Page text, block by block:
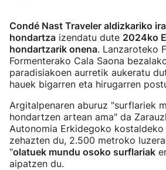
Condé Nast Traveler aldizkariko
hondartza izendatu dute 2024ko
hondartzarik onena. Lanzaroteko
Formenterako Cala Saona
paradisiakoen aurretik aukeratu
hauek bigarren eta hirugarren
Argitalpenaren aburuz "surflariek
hondartzen artean ama" da
Autonomia Erkidegoko kostaldeko
zehazten du, 2.500 metroko
"olatuek mundu osoko surflariak
aipatzen du.